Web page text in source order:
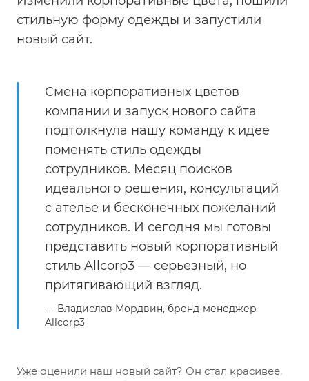
стильную форму одежды и запустили
новый сайт.
Смена корпоративных цветов
компании и запуск нового сайта
подтолкнула нашу команду к идее
поменять стиль одежды
сотрудников. Месяц поисков
идеального решения, консультаций
с ателье и бесконечных пожеланий
сотрудников. И сегодня мы готовы
представить новый корпоративный
стиль Allcorp3 — серьезный, но
притягивающий взгляд.
Владислав Мордвин, бренд-менеджер
Allcorp3
Уже оценили наш новый сайт? Он стал красивее,